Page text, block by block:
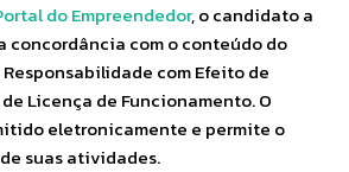
do Empreendedor, o candidato a
concordância com o conteúdo do
com Efeito de
Licença de Funcionamento. O
eletronicamente e permite o
suas atividades.